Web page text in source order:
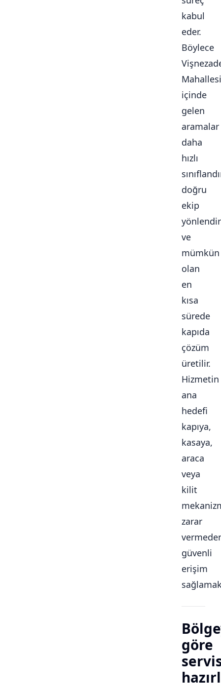
kabul
eder.
Böylece
Mahallesi
içinde
gelen
aramalar
daha
hızlı
doğru
ekip
ve
mümkün
olan
en
kısa
sürede
kapıda
çözüm
üretilir.
Hizmetin
ana
hedefi
kapıya,
kasaya,
araca
veya
kilit
zarar
güvenli
erişim
göre